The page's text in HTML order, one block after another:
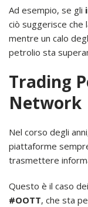
Ad esempio, se gli
ciò suggerisce che
mentre un calo
petrolio sta
Trading
Network
Nel corso degli
piattaforme
trasmettere
Questo è il caso
#OOTT, che sta